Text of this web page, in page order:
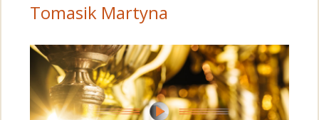
Tomasik Martyna